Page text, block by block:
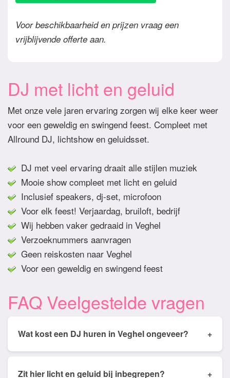
Voor beschikbaarheid en prijzen vraag een
vrijblijvende offerte aan.
DJ met licht en geluid
Met onze vele jaren ervaring zorgen wij elke keer weer
voor een geweldig en swingend feest. Compleet met
Allround DJ, lichtshow en geluidsset.
DJ met veel ervaring draait alle stijlen muziek
Mooie show compleet met licht en geluid
Inclusief speakers, dj-set, microfoon
Voor elk feest! Verjaardag, bruiloft, bedrijf
Wij hebben vaker gedraaid in Veghel
Verzoeknummers aanvragen
Geen reiskosten naar Veghel
Voor een geweldig en swingend feest
FAQ Veelgestelde vragen
Wat kost een DJ huren in Veghel ongeveer? +
gemiddeld tussen de € 350,- en € 950,- Prijs is
Zit hier licht en geluid bij inbegrepen? +